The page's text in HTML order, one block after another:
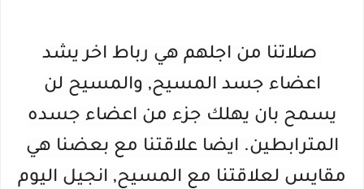
صلاتنا من اجلهم هي رباط اخر يشد
اعضاء جسد المسيح, والمسيح لن
يسمح بان يهلك جزء من اعضاء جسده
المترابطين. ايضا علاقتنا مع بعضنا هي
مقايس لعلاقتنا مع المسيح, انجيل اليوم